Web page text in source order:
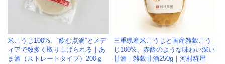
米こうじ100%、“飲む点滴”とメデ
ィアで数多く取り上げられる｜あ
ま酒（ストレートタイプ）200ｇ
三重県産米こうじと国産雑穀こう
じ100%、赤飯のような味わい深い
甘酒｜雑穀甘酒250g｜河村糀屋